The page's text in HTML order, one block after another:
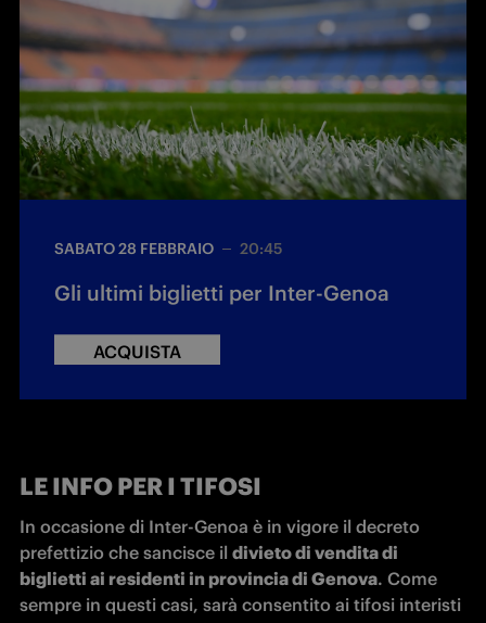
SABATO 28 FEBBRAIO 20:45
Gli ultimi biglietti per Inter-Genoa
ACQUISTA
LE INFO PER I TIFOSI
In occasione di Inter-Genoa è in vigore il decreto
prefettizio che sancisce il divieto di vendita di
biglietti ai residenti in provincia di Genova. Come
sempre in questi casi, sarà consentito ai tifosi interisti